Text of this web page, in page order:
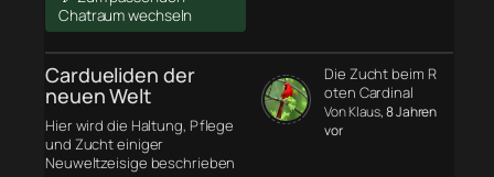
Chatraum wechseln
Cardueliden der
neuen Welt
Hier wird die Haltung, Pflege
und Zucht einiger
Neuweltzeisige beschrieben
Die Zucht beim R
oten Cardinal
Von Klaus, 8 Jahren
vor